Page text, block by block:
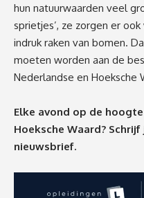
hun natuurwaarden veel
sprietjes’, ze zorgen er
indruk raken van bomen.
moeten worden aan de
Nederlandse en Hoeksche
Elke avond op de
Hoeksche Waard? Schrijf
nieuwsbrief.